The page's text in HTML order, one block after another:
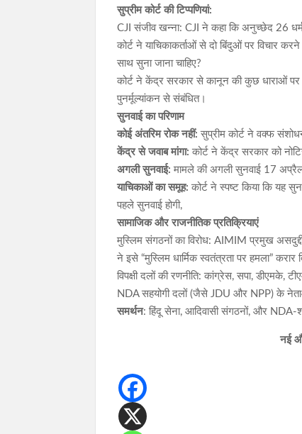
सुप्रीम कोर्ट की टिप्पणियां:
CJI संजीव खन्ना: CJI ने कहा कि अनुच्छेद 26
कोर्ट ने याचिकाकर्ताओं से दो बिंदुओं पर विचार
साथ सुना जाना चाहिए?
कोर्ट ने केंद्र सरकार से कानून की कुछ धाराओं पर
पुनर्मूल्यांकन से संबंधित।
सुनवाई का परिणाम
कोई अंतरिम रोक नहीं: सुप्रीम कोर्ट ने वक्फ
केंद्र से जवाब मांगा: कोर्ट ने केंद्र सरकार को
अगली सुनवाई: मामले की अगली सुनवाई 17
याचिकाओं का समूह: कोर्ट ने स्पष्ट किया कि यह
पहले सुनवाई होगी,
सामाजिक और राजनीतिक प्रतिक्रियाएं
मुस्लिम संगठनों का विरोध: AIMIM प्रमुख
ने इसे “मुस्लिम धार्मिक स्वतंत्रता पर हमला” करार
विपक्षी दलों की रणनीति: कांग्रेस, सपा, डीएमके,
NDA सहयोगी दलों (जैसे JDU और NPP) के
समर्थन: हिंदू सेना, आदिवासी संगठनों, और NDA-
नई